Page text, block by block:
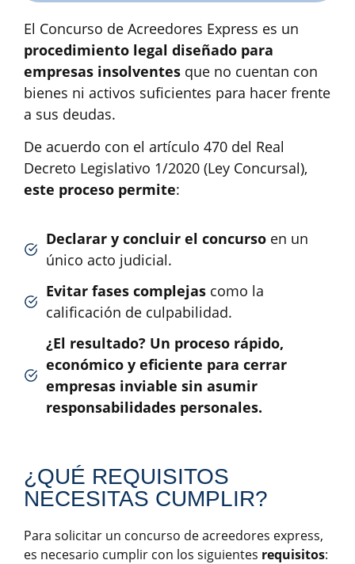
El Concurso de Acreedores Express es un
procedimiento legal diseñado para
empresas insolventes que no cuentan con
bienes ni activos suficientes para hacer frente
a sus deudas.
De acuerdo con el artículo 470 del Real
Decreto Legislativo 1/2020 (Ley Concursal),
este proceso permite:
Declarar y concluir el concursoen un
único acto judicial.
Evitar fases complejas como la
calificación de culpabilidad.
¿El resultado? Un proceso rápido,
económico y eficiente para cerrar
empresas inviable sin asumir
responsabilidades personales.
¿QUÉ REQUISITOS
NECESITAS CUMPLIR?
Para solicitar un concurso de acreedores express,
es necesario cumplir con los siguientes requisitos: